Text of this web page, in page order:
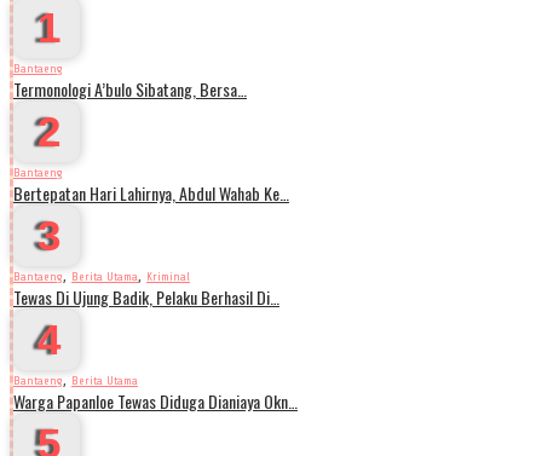
1
Bantaeng
Termonologi A’bulo Sibatang, Bersa…
2
Bantaeng
Bertepatan Hari Lahirnya, Abdul Wahab Ke…
3
Bantaeng, Berita Utama, Kriminal
Tewas Di Ujung Badik, Pelaku Berhasil Di…
4
Bantaeng, Berita Utama
Warga Papanloe Tewas Diduga Dianiaya Okn…
5